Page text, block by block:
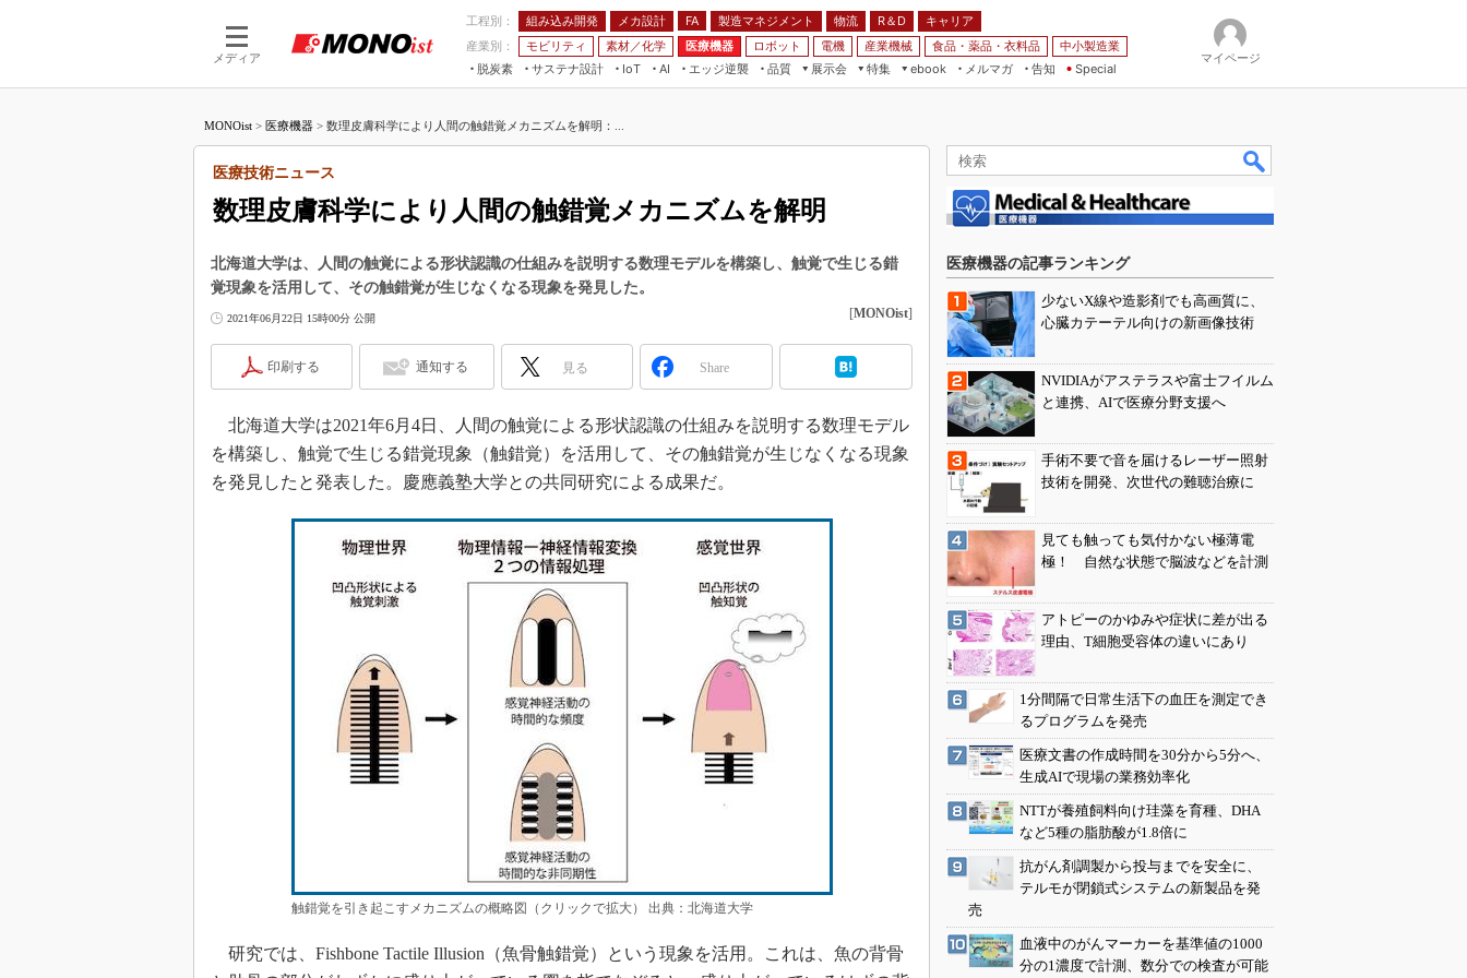
メディア
工程別： 組み込み開発 メカ設計 FA 製造マネジメント 物流 R＆D
キャリア
産業別：
モビリティ 素材／化学 医療機器 ロボット 電機 産業機械 食品・薬品・衣料品
中小製造業
脱炭素
サステナ設計
IoT
つながる工場
AI
AI×設備保全
エッジ逆襲 品質
展示会
JIMTOF
IIFES
ジャパンモビリティショー
人テク展
スマート工場EXPO
日本ものづくりワールド
AUTOMOTIVE WORLD
特集
FPGA
Windows Embedded
ISO26262
無償設計ツール
インダストリー4.0
製造業ビッグデータ
メイドインジャパン
植物工場
知財マネジメント
新型コロナへの対応
ebook
素材／化学
メルマガ
告知 Special
マイページ
MONOist > 医療機器 > 数理皮膚科学により人間の触錯覚メカニズムを解明：...
数理皮膚科学により人間の触錯覚メカニズムを解明
医療技術ニュース
北海道大学は、人間の触覚による形状認識の仕組みを説明する数理モデルを構築し、触覚で生じる錯
覚現象を活用して、その触錯覚が生じなくなる現象を発見した。
2021年06月22日 15時00分 公開 [MONOist]
印刷する 通知する 見る Share
北海道大学は2021年6月4日、人間の触覚による形状認識の仕組みを説明する数理モデル
を構築し、触覚で生じる錯覚現象（触錯覚）を活用して、その触錯覚が生じなくなる現象
を発見したと発表した。慶應義塾大学との共同研究による成果だ。
触錯覚を引き起こすメカニズムの概略図（クリックで拡大） 出典：北海道大学
研究では、Fishbone Tactile Illusion（魚骨触錯覚）という現象を活用。これは、魚の背骨
医療機器の記事ランキング
少ないX線や造影剤でも高画質に、
心臓カテーテル向けの新画像技術
NVIDIAがアステラスや富士フイルム
と連携、AIで医療分野支援へ
手術不要で音を届けるレーザー照射
技術を開発、次世代の難聴治療に
見ても触っても気付かない極薄電
極！ 自然な状態で脳波などを計測
アトピーのかゆみや症状に差が出る
理由、T細胞受容体の違いにあり
1分間隔で日常生活下の血圧を測定でき
るプログラムを発売
医療文書の作成時間を30分から5分へ、
生成AIで現場の業務効率化
NTTが養殖飼料向け珪藻を育種、DHA
など5種の脂肪酸が1.8倍に
抗がん剤調製から投与までを安全に、
テルモが閉鎖式システムの新製品を発
売
血液中のがんマーカーを基準値の1000
分の1濃度で計測、数分での検査が可能